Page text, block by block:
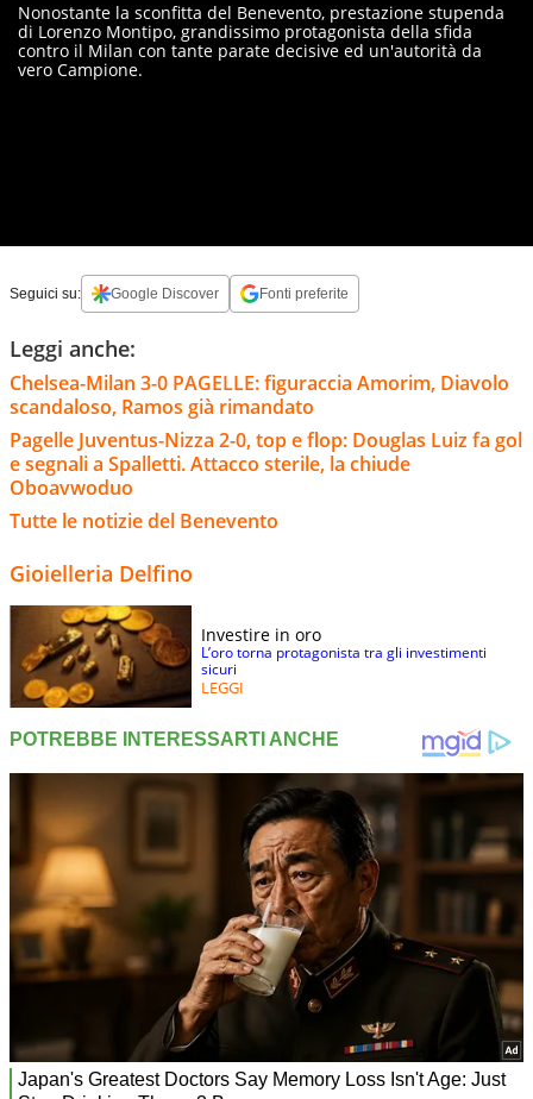
Nonostante la sconfitta del Benevento, prestazione stupenda
di Lorenzo Montipo, grandissimo protagonista della sfida
contro il Milan con tante parate decisive ed un'autorità da
vero Campione.
Seguici su: Google Discover Fonti preferite
Leggi anche:
Chelsea-Milan 3-0 PAGELLE: figuraccia Amorim, Diavolo
scandaloso, Ramos già rimandato
Pagelle Juventus-Nizza 2-0, top e flop: Douglas Luiz fa gol
e segnali a Spalletti. Attacco sterile, la chiude
Oboavwoduo
Tutte le notizie del Benevento
Gioielleria Delfino
Investire in oro
L’oro torna protagonista tra gli investimenti
sicuri
LEGGI